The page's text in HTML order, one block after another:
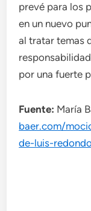
prevé para los
en un nuevo
al tratar temas
por una fuerte
Fuente: María
baer.com/
de-luis-